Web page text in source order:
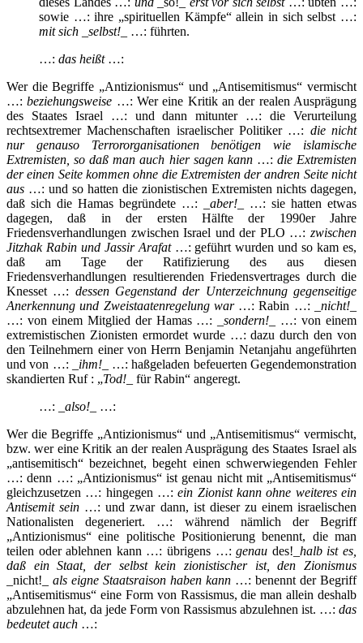
sowie …: ihre „spirituellen Kämpfe“ allein in sich selbst …:
mit sich _selbst!_
…: führten.
…: das heißt…:
Wer die Begriffe „Antizionismus“ und „Antisemitismus“ vermischt
…:beziehungsweise …: Wer eine Kritik an der realen Ausprägung
des Staates Israel …: und dann mitunter …: die Verurteilung
rechtsextremer Machenschaften israelischer Politiker …: die nicht
nur genauso Terrororganisationen benötigen wie islamische
Extremisten, so daß man auch hier sagen kann…: die Extremisten
der einen Seite kommen ohne die Extremisten der andren Seite nicht
aus …: und so hatten die zionistischen Extremisten nichts dagegen,
daß sich die Hamas begründete …: _ aber! _ …: sie hatten etwas
dagegen, daß in der ersten Hälfte der 1990er Jahre
Friedensverhandlungen zwischen Israel und der PLO …: zwischen
Jitzhak Rabin und Jassir Arafat …: geführt wurden und so kam es,
daß am Tage der Ratifizierung des aus diesen
Friedensverhandlungen resultierenden Friedensvertrages durch die
Knesset …: dessen Gegenstand der Unterzeichnung gegenseitige
Anerkennung und Zweistaatenregelung war…: Rabin …:
_nicht!_
…: von einem Mitglied der Hamas …: _sondern!_ …: von einem
extremistischen Zionisten ermordet wurde …: dazu durch den von
den Teilnehmern einer von Herrn Benjamin Netanjahu angeführten
und von …:
ihm!_
…: haßgeladen befeuerten Gegendemonstration
skandierten Ruf : „Tod! _ für Rabin“ angeregt.
…: _ also! _ …:
Wer die Begriffe „Antizionismus“ und „Antisemitismus“ vermischt,
bzw. wer eine Kritik an der realen Ausprägung des Staates Israel als
„antisemitisch“ bezeichnet, begeht einen schwerwiegenden Fehler
…: denn …: „Antizionismus“ ist genau nicht mit „Antisemitismus“
gleichzusetzen …: hingegen …:ein Zionist kann ohne weiteres ein
Antisemit sein …: und zwar dann, ist dieser zu einem israelischen
Nationalisten degeneriert. …: während nämlich der Begriff
„Antizionismus“ eine politische Positionierung benennt, die man
teilen oder ablehnen kann …: übrigens …:genau des! _halb ist es,
daß ein Staat, der selbst kein zionistischer ist, den Zionismus
_nicht!_
als eigne Staatsraison haben kann …: benennt der Begriff
„Antisemitismus“ eine Form von Rassismus, die man allein deshalb
abzulehnen hat, da jede Form von Rassismus abzulehnen ist. …: das
bedeutet auch …: